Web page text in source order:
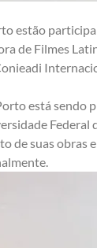
estão
de Filmes
está sendo
Federal
de suas obras